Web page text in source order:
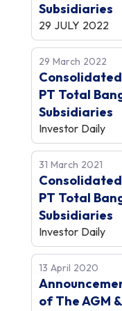
Subsidiaries
29 JULY 2022
29 March 2022
PT Total
Subsidiaries
Investor Daily
31 March 2021
PT Total
Subsidiaries
Investor Daily
13 April 2020
of The AGM